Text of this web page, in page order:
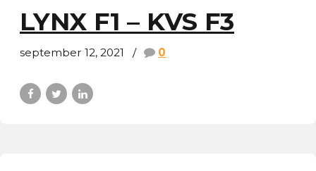
LYNX F1 – KVS F3
september 12, 2021 0